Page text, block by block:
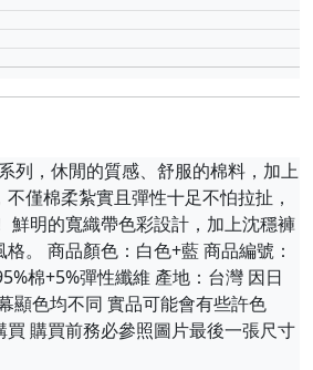
列，休閒的質感、舒服的棉料，加上
僅棉柔紮實且彈性十足不怕拉扯，
鮮明的寬織帶色彩設計，加上沈穩褲
。 商品顏色：白色+藍 商品編號：
棉+5%彈性纖維 產地：台灣 因日
顯色均不同 實品可能會有些許色
買 購買前務必參照圖片最後一張尺寸